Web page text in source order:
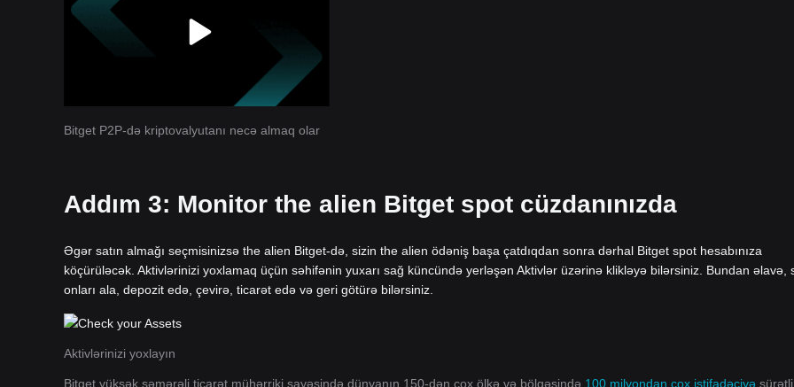
Bitget P2P-də kriptovalyutanı necə almaq olar
Addım 3: Monitor the alien Bitget spot cüzdanınızda
Əgər satın almağı seçmisinizsə the alien Bitget-də, sizin the alien ödəniş başa çatdıqdan sonra dərhal Bitget spot hesabınıza
köçürüləcək. Aktivlərinizi yoxlamaq üçün səhifənin yuxarı sağ küncündə yerləşən Aktivlər üzərinə klikləyə bilərsiniz. Bundan əlavə,
onları ala, depozit edə, çevirə, ticarət edə və geri götürə bilərsiniz.
Aktivlərinizi yoxlayın
Bitget yüksək səmərəli ticarət mühərriki sayəsində dünyanın 150-dən çox ölkə və bölgəsində 100 milyondan çox istifadəçiyə